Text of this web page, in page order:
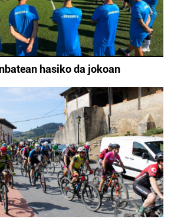
hasiko da jokoan